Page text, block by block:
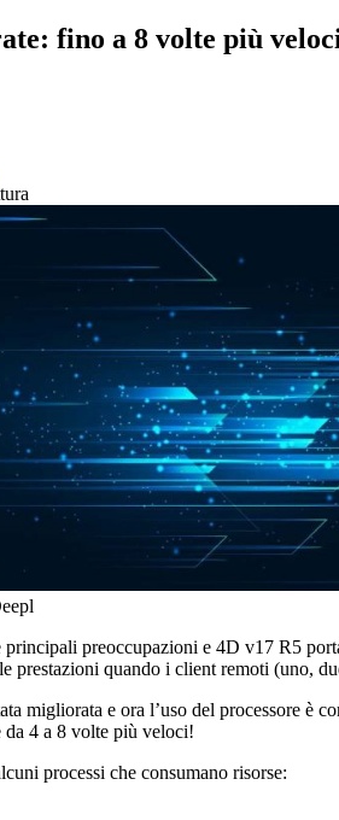
fino a 8 volte più
preoccupazioni e 4D v17 R5
prestazioni quando i client remoti (uno,
migliorata e ora l’uso del processore è
da 4 a 8 volte più veloci!
processi che consumano risorse: